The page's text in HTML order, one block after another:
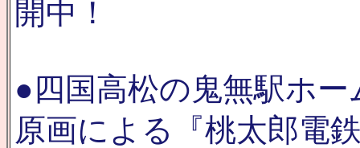
開中！
●四国高松の鬼無駅ホ
原画による『桃太郎電